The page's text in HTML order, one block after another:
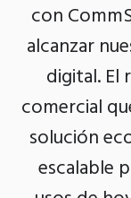
con
alcanzar
digital. El
comercial
solución
escalable